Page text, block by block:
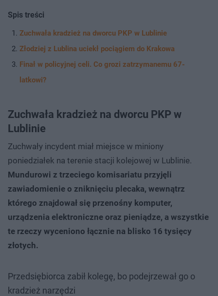
Spis treści
Zuchwała kradzież na dworcu PKP w Lublinie
Złodziej z Lublina uciekł pociągiem do Krakowa
Finał w policyjnej celi. Co grozi zatrzymanemu 67-
latkowi?
Zuchwała kradzież na dworcu PKP w
Lublinie
Zuchwały incydent miał miejsce w miniony
poniedziałek na terenie stacji kolejowej w Lublinie.
Mundurowi z trzeciego komisariatu przyjęli
zawiadomienie o zniknięciu plecaka, wewnątrz
którego znajdował się przenośny komputer,
urządzenia elektroniczne oraz pieniądze, a wszystkie
te rzeczy wyceniono łącznie na blisko 16 tysięcy
złotych.
Przedsiębiorca zabił kolegę, bo podejrzewał go o
kradzież narzędzi